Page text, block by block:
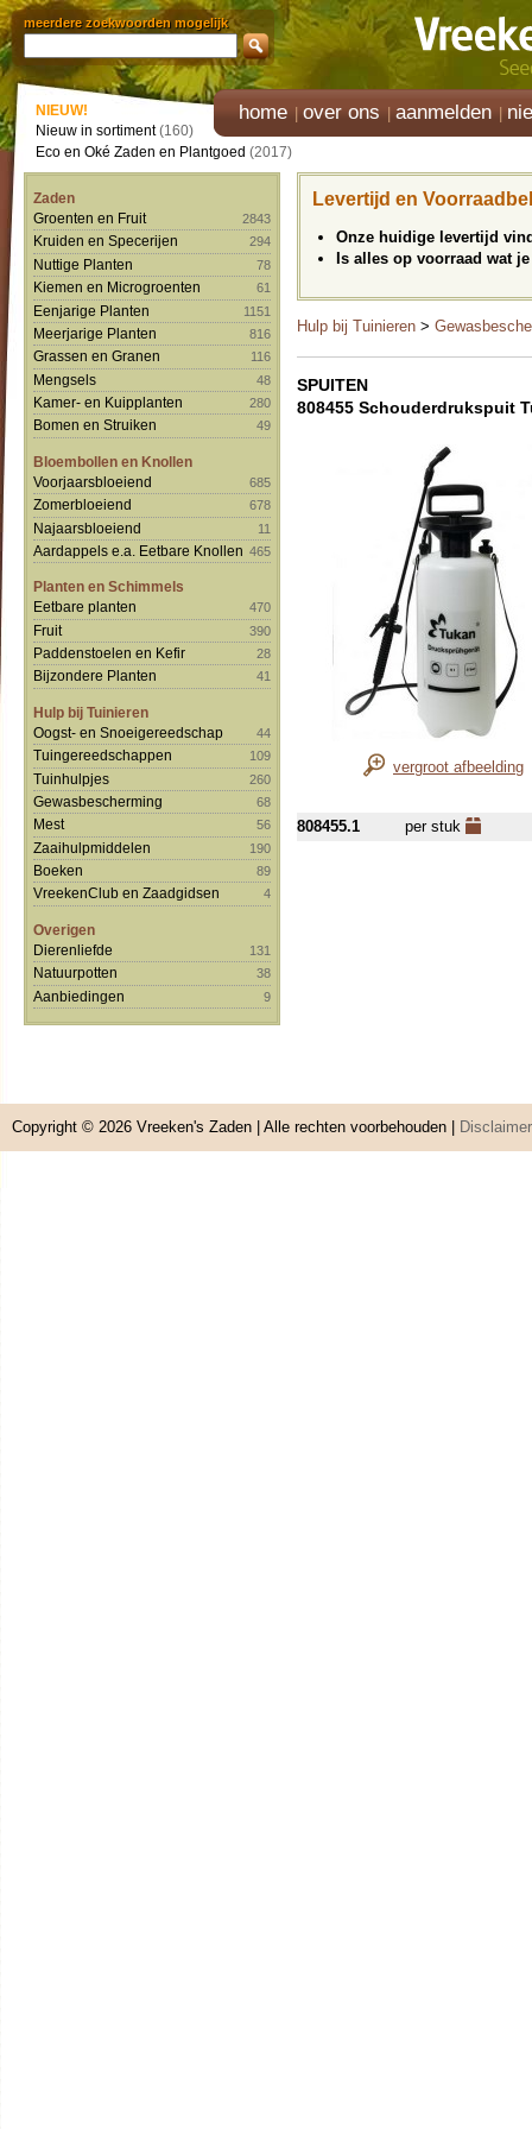
meerdere zoekwoorden mogelijk
home over ons aanmelden
NIEUW!
Nieuw in sortiment(160)
Eco en Oké Zaden en Plantgoed (2017)
Zaden
Groenten en Fruit
2843
Kruiden en Specerijen 294
Nuttige Planten 78
Kiemen en Microgroenten 61
Eenjarige Planten 1151
Meerjarige Planten 816
Grassen en Granen 116
Mengsels 48
Kamer- en Kuipplanten 280
Bomen en Struiken 49
Bloembollen en Knollen
Voorjaarsbloeiend
685
Zomerbloeiend 678
Najaarsbloeiend 11
Aardappels e.a. Eetbare Knollen 465
Planten en Schimmels
Eetbare planten
470
Fruit 390
Paddenstoelen en Kefir 28
Bijzondere Planten 41
Hulp bij Tuinieren
Oogst- en Snoeigereedschap
44
Tuingereedschappen 109
Tuinhulpjes 260
Gewasbescherming 68
Mest 56
Zaaihulpmiddelen 190
Boeken 89
VreekenClub en Zaadgidsen 4
Overigen
Dierenliefde
131
Natuurpotten 38
Aanbiedingen 9
Levertijd en
Onze huidige levertijd
Is alles op voorraad wat
Hulp bij Tuinieren >
SPUITEN
808455 Schouderdrukspuit
vergroot afbeelding
808455.1 per stuk
Copyright © 2026 Vreeken's Zaden | Alle rechten voorbehouden | Disclaimer